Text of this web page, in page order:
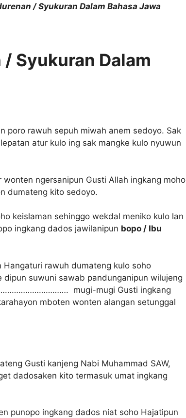
/ Syukuran Dalam Bahasa Jawa
Syukuran Dalam
poro rawuh sepuh miwah anem sedoyo. Sak
atur kulo ing sak mangke kulo nyuwun
ngersanipun Gusti Allah ingkang moho
dumateng kito sedoyo.
keislaman sehinggo wekdal meniko kulo lan
ingkang dados jawilanipun bopo / Ibu
rawuh dumateng kulo soho
suwuni sawab pandunganipun wilujeng
mugi-mugi Gusti ingkang
mboten wonten alangan setunggal
Gusti kanjeng Nabi Muhammad SAW,
dadosaken kito termasuk umat ingkang
punopo ingkang dados niat soho Hajatipun